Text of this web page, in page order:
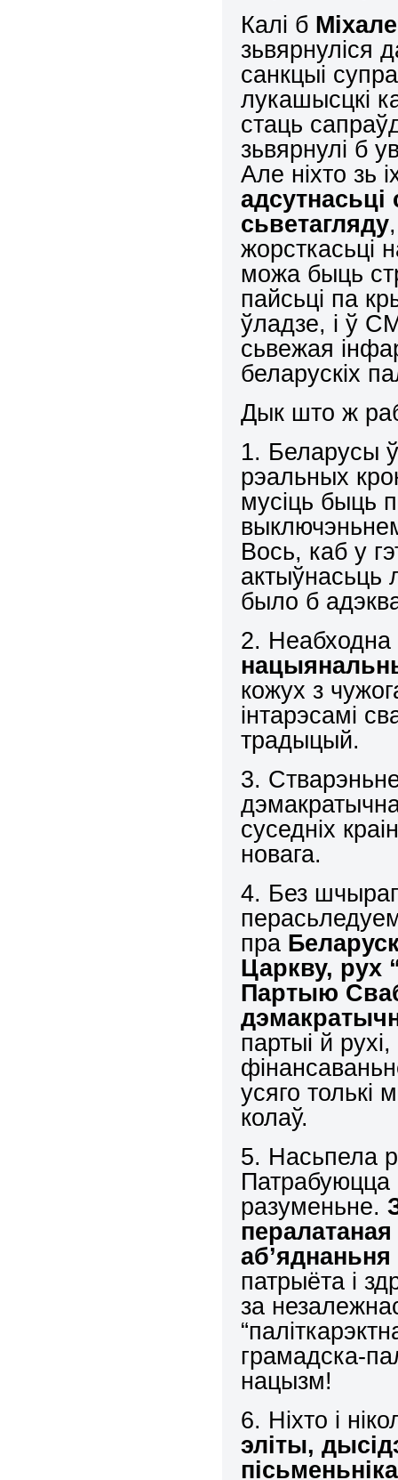
Калі б
зьвярнуліся
санкцыі
лукашысцкі
стаць
зьвярнулі б
Але ніхто зь
адсутнасьці
сьветагляду
жорсткасьці
можа быць
пайсьці па
ўладзе, і ў
сьвежая
беларускіх
Дык што ж
1. Беларусы
рэальных
мусіць быць
Вось, каб у
актыўнасьць
было б
2.
кожух з
інтарэсамі
традыцый.
3.
суседніх
новага.
4. Без
пра
Царкву, рух
Партыю
партыі й
усяго толькі
колаў.
5. Насьпела
Патрабуюцца
разуменьне.
пералатаная
патрыёта і
за
грамадска-
нацызм!
6. Ніхто і
эліты,